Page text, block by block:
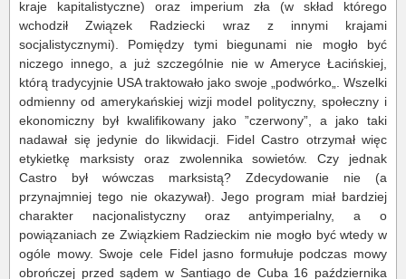
kraje kapitalistyczne) oraz imperium zła (w skład którego
wchodził Związek Radziecki wraz z innymi krajami
socjalistycznymi). Pomiędzy tymi biegunami nie mogło być
niczego innego, a już szczególnie nie w Ameryce Łacińskiej,
którą tradycyjnie USA traktowało jako swoje „podwórko„. Wszelki
odmienny od amerykańskiej wizji model polityczny, społeczny i
ekonomiczny był kwalifikowany jako ”czerwony”, a jako taki
nadawał się jedynie do likwidacji. Fidel Castro otrzymał więc
etykietkę marksisty oraz zwolennika sowietów. Czy jednak
Castro był wówczas marksistą? Zdecydowanie nie (a
przynajmniej tego nie okazywał). Jego program miał bardziej
charakter nacjonalistyczny oraz antyimperialny, a o
powiązaniach ze Związkiem Radzieckim nie mogło być wtedy w
ogóle mowy. Swoje cele Fidel jasno formułuje podczas mowy
obrończej przed sądem w Santiago de Cuba 16 października